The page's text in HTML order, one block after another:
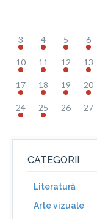
3 4 5 6
10 11 12 13
17 18 19 20
24 25 26 27
CATEGORII
Literatură
Arte vizuale